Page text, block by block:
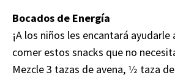
Bocados de Energía
¡A los niños les encantará ayudarle
comer estos snacks que no
Mezcle 3 tazas de avena, 1⁄2 taza